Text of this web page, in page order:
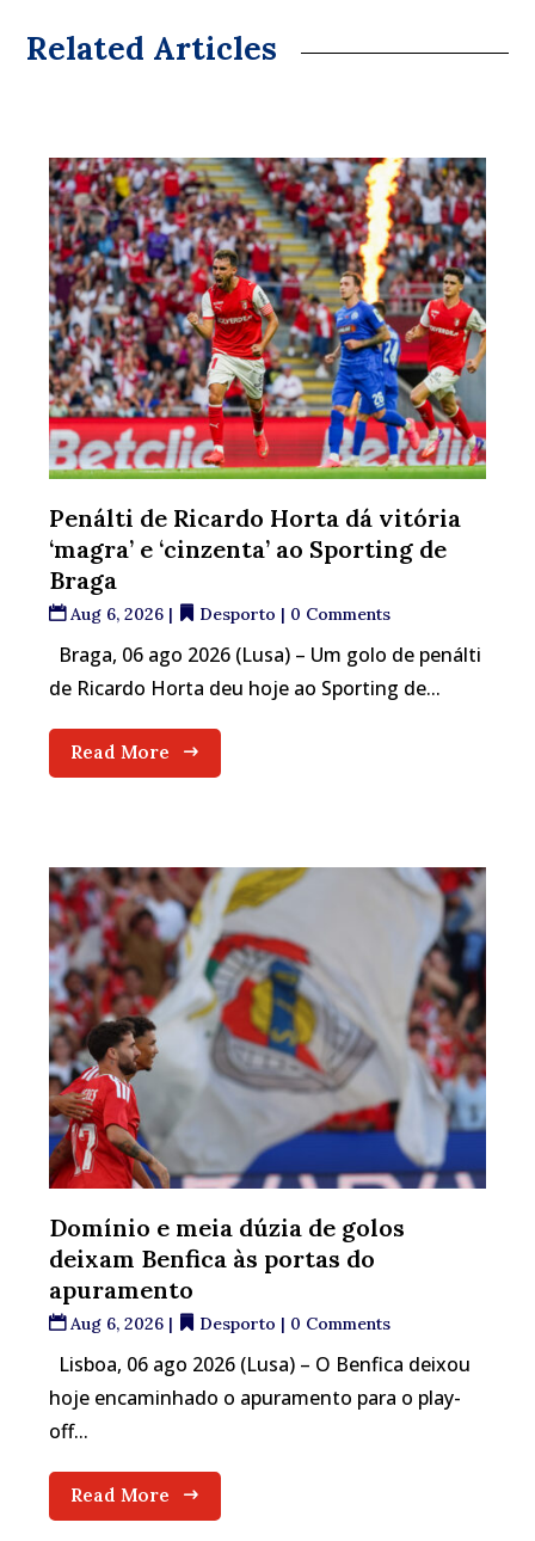
Related Articles
Penálti de Ricardo Horta dá vitória
‘magra’ e ‘cinzenta’ ao Sporting de
Braga
Aug 6, 2026 | Desporto | 0 Comments
Braga, 06 ago 2026 (Lusa) – Um golo de penálti
de Ricardo Horta deu hoje ao Sporting de...
Read More
Domínio e meia dúzia de golos
deixam Benfica às portas do
apuramento
Aug 6, 2026 | Desporto | 0 Comments
Lisboa, 06 ago 2026 (Lusa) – O Benfica deixou
hoje encaminhado o apuramento para o play-
off...
Read More